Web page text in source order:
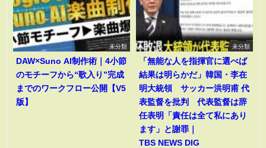
未分類
DAW×Suno AI制作術｜4小節
のモチーフから“歌入り”完成
までのワークフロー公開【V5
版】
未分類
「無能な人を指揮官に選べば
結果は明らかだ」韓国・李在
明大統領 サッカー洪明甫 代
表監督を批判 代表監督は辞
任表明「責任は全て私にあり
ます」と謝罪｜
TBS NEWS DIG